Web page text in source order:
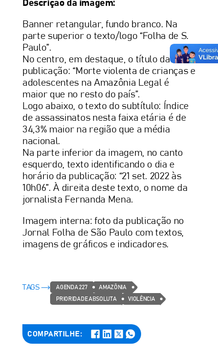
Descrição da imagem:
Banner retangular, fundo branco. Na
parte superior o texto/logo “Folha de S.
Paulo”.
No centro, em destaque, o título da
publicação: “Morte violenta de crianças e
adolescentes na Amazônia Legal é
maior que no resto do país”.
Logo abaixo, o texto do subtítulo: Índice
de assassinatos nesta faixa etária é de
34,3% maior na região que a média
nacional.
Na parte inferior da imagem, no canto
esquerdo, texto identificando o dia e
horário da publicação: “21 set. 2022 às
10h06”. À direita deste texto, o nome da
jornalista Fernanda Mena.
Imagem interna: foto da publicação no
Jornal Folha de São Paulo com textos,
imagens de gráficos e indicadores.
TAGS AGENDA 227
AMAZÔNIA
PRIORIDADE ABSOLUTA
VIOLÊNCIA
COMPARTILHE: